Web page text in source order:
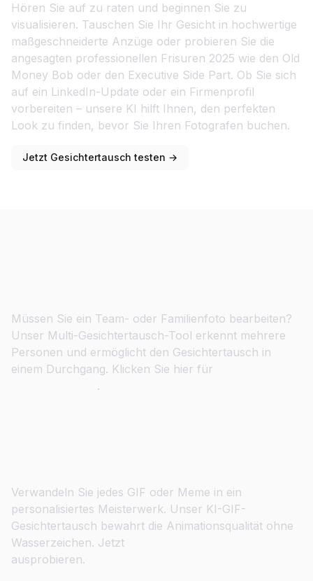
Hören Sie auf zu raten und beginnen Sie zu
visualisieren. Tauschen Sie Ihr Gesicht in hochwertige
maßgeschneiderte Anzüge oder probieren Sie die
angesagten professionellen Frisuren 2025 wie den Old
Money Bob oder den Executive Side Part. Ob Sie sich
auf ein LinkedIn-Update oder ein Firmenprofil
vorbereiten – unsere KI hilft Ihnen, den perfekten
Look zu finden, bevor Sie Ihren Fotografen buchen.
Jetzt Gesichtertausch testen →
Müssen Sie ein Team- oder Familienfoto bearbeiten?
Unser Multi-Gesichtertausch-Tool erkennt mehrere
Personen und ermöglicht den Gesichtertausch in
einem Durchgang. Klicken Sie hier für
.
Verwandeln Sie jedes GIF oder Meme in ein
personalisiertes Meisterwerk. Unser KI-GIF-
Gesichtertausch bewahrt die Animationsqualität ohne
Wasserzeichen. Jetzt
ausprobieren.